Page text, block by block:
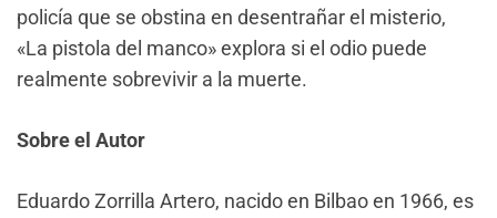
policía que se obstina en desentrañar el misterio,
«La pistola del manco» explora si el odio puede
realmente sobrevivir a la muerte.
Sobre el Autor
Eduardo Zorrilla Artero, nacido en Bilbao en 1966, es